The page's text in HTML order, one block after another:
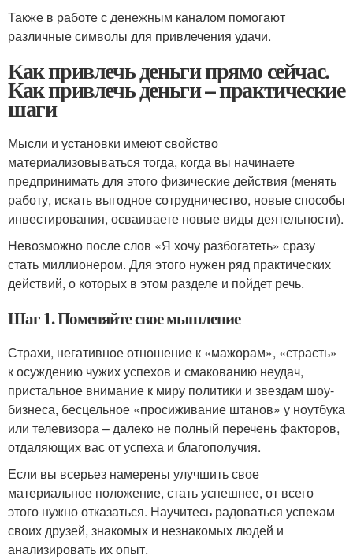
Также в работе с денежным каналом помогают
различные символы для привлечения удачи.
Как привлечь деньги прямо сейчас.
Как привлечь деньги – практические
шаги
Мысли и установки имеют свойство
материализовываться тогда, когда вы начинаете
предпринимать для этого физические действия (менять
работу, искать выгодное сотрудничество, новые способы
инвестирования, осваиваете новые виды деятельности).
Невозможно после слов «Я хочу разбогатеть» сразу
стать миллионером. Для этого нужен ряд практических
действий, о которых в этом разделе и пойдет речь.
Шаг 1. Поменяйте свое мышление
Страхи, негативное отношение к «мажорам», «страсть»
к осуждению чужих успехов и смакованию неудач,
пристальное внимание к миру политики и звездам шоу-
бизнеса, бесцельное «просиживание штанов» у ноутбука
или телевизора – далеко не полный перечень факторов,
отдаляющих вас от успеха и благополучия.
Если вы всерьез намерены улучшить свое
материальное положение, стать успешнее, от всего
этого нужно отказаться. Научитесь радоваться успехам
своих друзей, знакомых и незнакомых людей и
анализировать их опыт.